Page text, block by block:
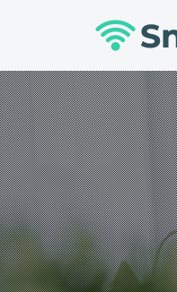
Skip
to
content